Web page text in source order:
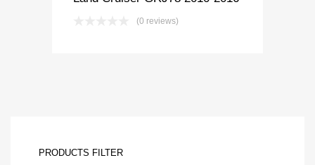
(0 reviews)
PRODUCTS FILTER